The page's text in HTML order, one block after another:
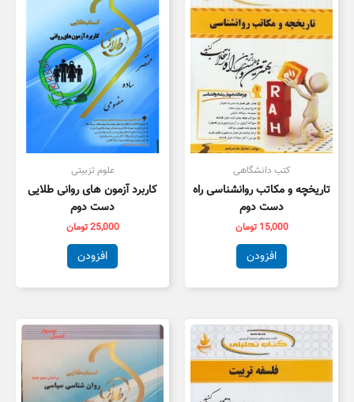
کتب دانشگاهی
تاریخچه و مکاتب روانشناسی راه
دست دوم
15,000 تومان
افزودن
علوم تزبیتی
کاربرد آزمون های روانی طلایی
دست دوم
25,000تومان
افزودن